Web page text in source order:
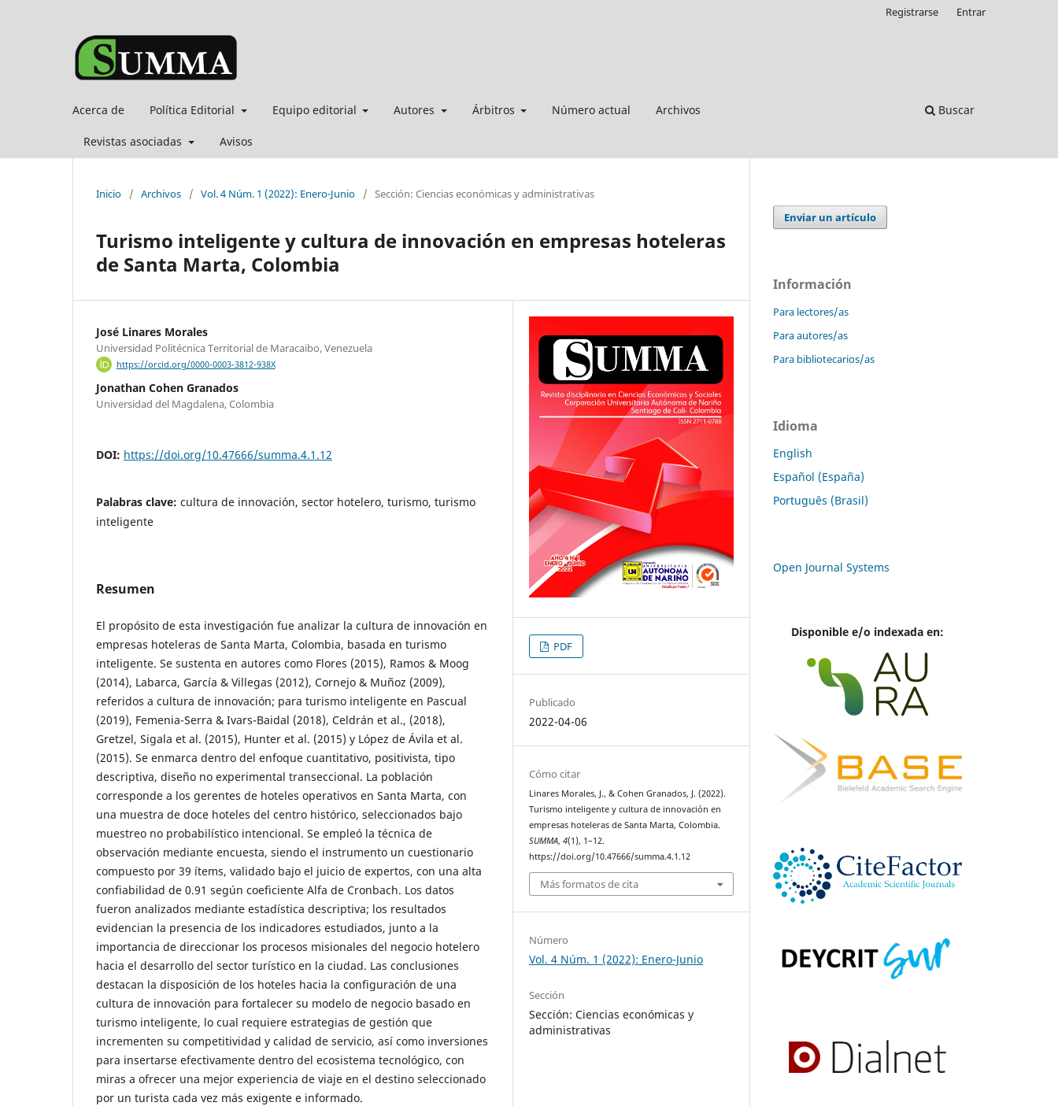
Acerca de Política Editorial Equipo editorial Autores Árbitros Número actual Archivos
Revistas asociadas Avisos
Buscar
Registrarse Entrar
Inicio / Archivos / Vol. 4 Núm. 1 (2022): Enero-Junio / Sección: Ciencias económicas y administrativas
Turismo inteligente y cultura de innovación en empresas hoteleras
de Santa Marta, Colombia
José Linares Morales
Universidad Politécnica Territorial de Maracaibo, Venezuela
https://orcid.org/0000-0003-3812-938X
Jonathan Cohen Granados
Universidad del Magdalena, Colombia
DOI: https://doi.org/10.47666/summa.4.1.12
Palabras clave: cultura de innovación, sector hotelero, turismo, turismo
inteligente
Resumen
El propósito de esta investigación fue analizar la cultura de innovación en
empresas hoteleras de Santa Marta, Colombia, basada en turismo
inteligente. Se sustenta en autores como Flores (2015), Ramos & Moog
(2014), Labarca, García & Villegas (2012), Cornejo & Muñoz (2009),
referidos a cultura de innovación; para turismo inteligente en Pascual
(2019), Femenia-Serra & Ivars-Baidal (2018), Celdrán et al., (2018),
Gretzel, Sigala et al. (2015), Hunter et al. (2015) y López de Ávila et al.
(2015). Se enmarca dentro del enfoque cuantitativo, positivista, tipo
descriptiva, diseño no experimental transeccional. La población
corresponde a los gerentes de hoteles operativos en Santa Marta, con
una muestra de doce hoteles del centro histórico, seleccionados bajo
muestreo no probabilístico intencional. Se empleó la técnica de
observación mediante encuesta, siendo el instrumento un cuestionario
compuesto por 39 ítems, validado bajo el juicio de expertos, con una alta
confiabilidad de 0.91 según coeficiente Alfa de Cronbach. Los datos
fueron analizados mediante estadística descriptiva; los resultados
evidencian la presencia de los indicadores estudiados, junto a la
importancia de direccionar los procesos misionales del negocio hotelero
hacia el desarrollo del sector turístico en la ciudad. Las conclusiones
destacan la disposición de los hoteles hacia la configuración de una
cultura de innovación para fortalecer su modelo de negocio basado en
turismo inteligente, lo cual requiere estrategias de gestión que
incrementen su competitividad y calidad de servicio, así como inversiones
para insertarse efectivamente dentro del ecosistema tecnológico, con
miras a ofrecer una mejor experiencia de viaje en el destino seleccionado
por un turista cada vez más exigente e informado.
PDF
Publicado
2022-04-06
Cómo citar
Linares Morales, J., & Cohen Granados, J. (2022).
Turismo inteligente y cultura de innovación en
empresas hoteleras de Santa Marta, Colombia.
SUMMA,4(1), 1–12.
https://doi.org/10.47666/summa.4.1.12
Más formatos de cita
Número
Vol. 4 Núm. 1 (2022): Enero-Junio
Sección
Sección: Ciencias económicas y
administrativas
Enviar un artículo
Información
Para lectores/as
Para autores/as
Para bibliotecarios/as
Idioma
English
Español (España)
Português (Brasil)
Open Journal Systems
Disponible e/o indexada en: